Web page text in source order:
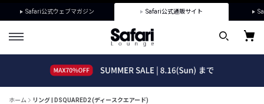
Safari公式ウェブマガジン Safari公式通販サイト
ホーム リング | DSQUARED2 (ディースクエアード)